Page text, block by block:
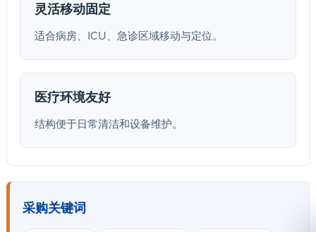
灵活移动固定
适合病房、ICU、急诊区域移动与定位。
医疗环境友好
结构便于日常清洁和设备维护。
采购关键词